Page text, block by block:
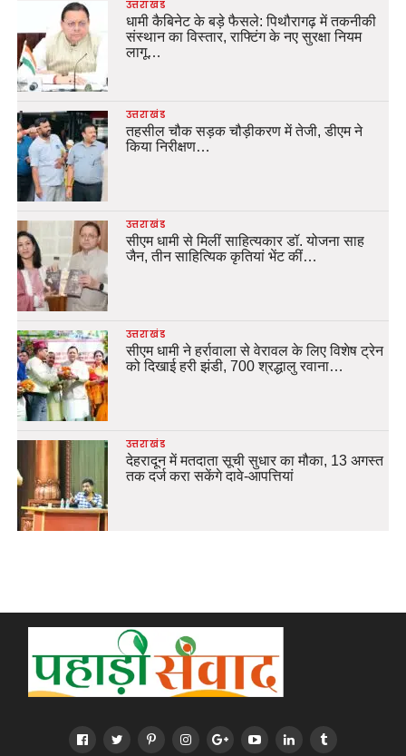
उत्तराखंड
धामी कैबिनेट के बड़े फैसले: पिथौरागढ़ में तकनीकी
संस्थान का विस्तार, राफ्टिंग के नए सुरक्षा नियम
लागू…
उत्तराखंड
तहसील चौक सड़क चौड़ीकरण में तेजी, डीएम ने
किया निरीक्षण…
उत्तराखंड
सीएम धामी से मिलीं साहित्यकार डॉ. योजना साह
जैन, तीन साहित्यिक कृतियां भेंट कीं…
उत्तराखंड
सीएम धामी ने हर्रावाला से वेरावल के लिए विशेष ट्रेन
को दिखाई हरी झंडी, 700 श्रद्धालु रवाना…
उत्तराखंड
देहरादून में मतदाता सूची सुधार का मौका, 13 अगस्त
तक दर्ज करा सकेंगे दावे-आपत्तियां